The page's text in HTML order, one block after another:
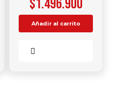
$1.496.900
Añadir al carrito